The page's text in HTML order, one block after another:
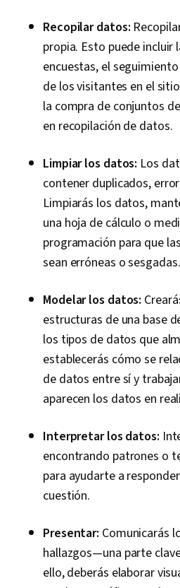
Recopilar datos:
propia. Esto puede incluir
encuestas, el
de los visitantes en el
la compra de conjuntos
en recopilación de datos.
Limpiar los datos: Los
contener duplicados,
Limpiarás los datos,
una hoja de cálculo o
programación para que
sean erróneas o sesgadas.
Modelar los datos:
estructuras de una base
los tipos de datos que
establecerás cómo se
de datos entre sí y
aparecen los datos en
Interpretar los datos:
encontrando patrones o
para ayudarte a
cuestión.
Presentar: Comunicarás
hallazgos—una parte
ello, deberás elaborar